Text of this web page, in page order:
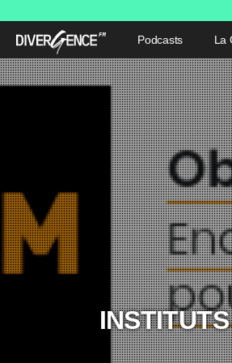
Podcasts La